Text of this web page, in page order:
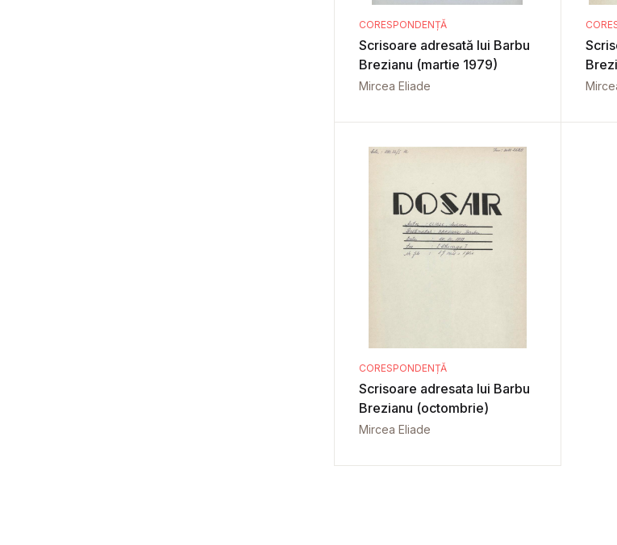
CORESPONDENȚĂ
Scrisoare adresată lui Barbu
Brezianu (martie 1979)
Mircea Eliade
CORESPONDENȚĂ
Scrisoare adresata lui Barbu
Brezianu (octombrie)
Mircea Eliade